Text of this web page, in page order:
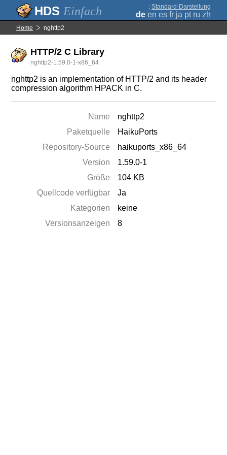
Einfach ; Standard-Darstellung
de en es fr ja pt ru zh
Home nghttp2
HTTP/2 C Library
nghttp2-1.59.0-1-x86_64
nghttp2 is an implementation of HTTP/2 and its header
compression algorithm HPACK in C.
Name
nghttp2
Paketquelle
HaikuPorts
Repository-Source
haikuports_x86_64
Version
1.59.0-1
Größe
104 KB
Quellcode verfügbar
Ja
Kategorien
keine
Versionsanzeigen
8